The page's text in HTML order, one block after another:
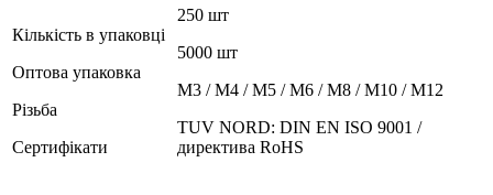
Кількість в упаковці
Оптова упаковка
Різьба
Сертифікати
250 шт
5000 шт
M3 / М4 / М5 / М6 / М8 / М10 / M12
TUV NORD: DIN EN ISO 9001 /
директива RoHS